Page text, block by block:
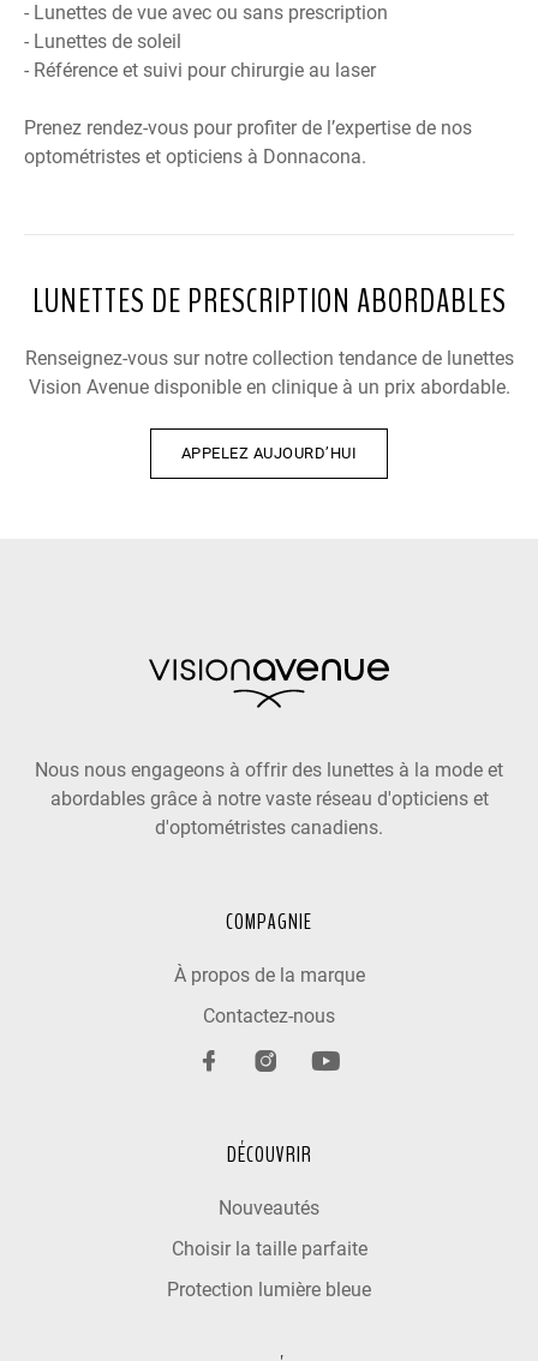
- Lunettes de vue avec ou sans prescription
- Lunettes de soleil
- Référence et suivi pour chirurgie au laser
Prenez rendez-vous pour profiter de l’expertise de nos
optométristes et opticiens à Donnacona.
LUNETTES DE PRESCRIPTION ABORDABLES
Renseignez-vous sur notre collection tendance de lunettes
Vision Avenue disponible en clinique à un prix abordable.
APPELEZ AUJOURD’HUI
Nous nous engageons à offrir des lunettes à la mode et
abordables grâce à notre vaste réseau d'opticiens et
d'optométristes canadiens.
COMPAGNIE
À propos de la marque
Contactez-nous
DÉCOUVRIR
Nouveautés
Choisir la taille parfaite
Protection lumière bleue